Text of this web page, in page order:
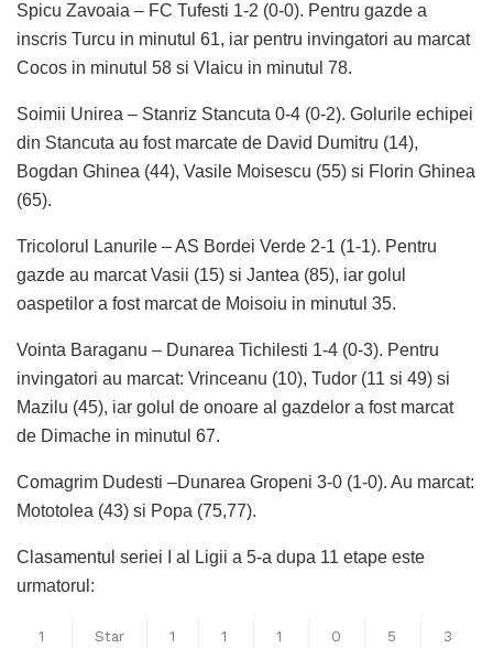
Spicu Zavoaia – FC Tufesti 1-2 (0-0). Pentru gazde a
inscris Turcu in minutul 61, iar pentru invingatori au marcat
Cocos in minutul 58 si Vlaicu in minutul 78.
Soimii Unirea – Stanriz Stancuta 0-4 (0-2). Golurile echipei
din Stancuta au fost marcate de David Dumitru (14),
Bogdan Ghinea (44), Vasile Moisescu (55) si Florin Ghinea
(65).
Tricolorul Lanurile – AS Bordei Verde 2-1 (1-1). Pentru
gazde au marcat Vasii (15) si Jantea (85), iar golul
oaspetilor a fost marcat de Moisoiu in minutul 35.
Vointa Baraganu – Dunarea Tichilesti 1-4 (0-3). Pentru
invingatori au marcat: Vrinceanu (10), Tudor (11 si 49) si
Mazilu (45), iar golul de onoare al gazdelor a fost marcat
de Dimache in minutul 67.
Comagrim Dudesti –Dunarea Gropeni 3-0 (1-0). Au marcat:
Mototolea (43) si Popa (75,77).
Clasamentul seriei I al Ligii a 5-a dupa 11 etape este
urmatorul:
1
Star
1
1
1 0
5
3